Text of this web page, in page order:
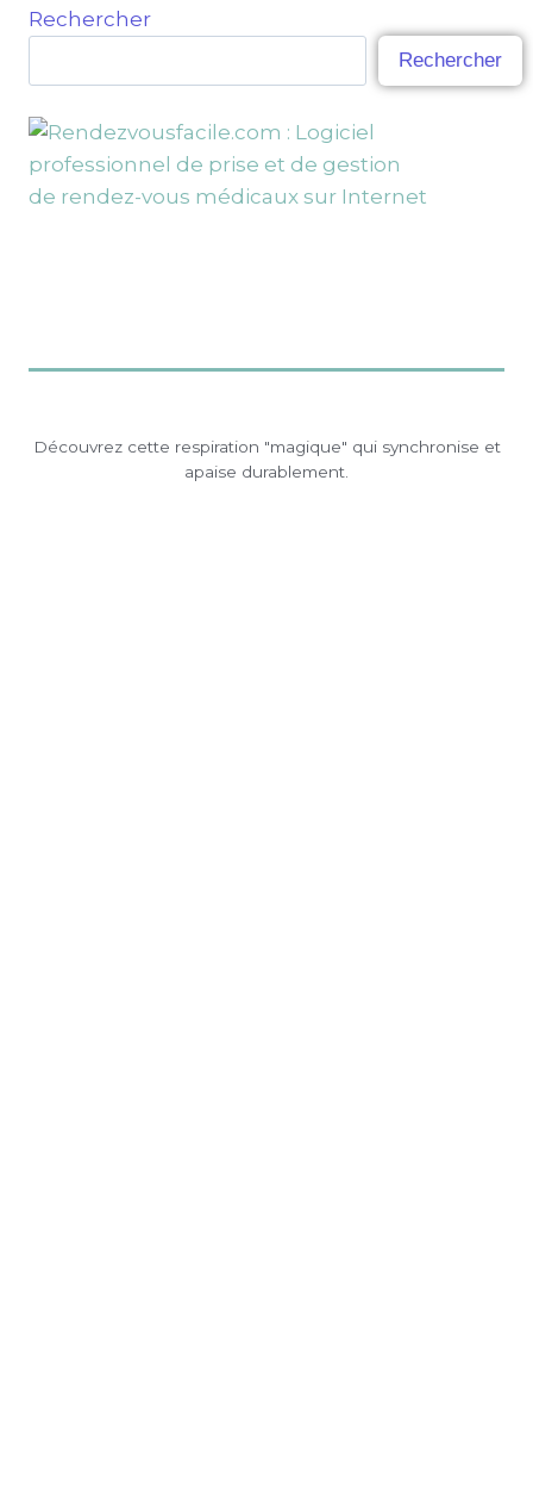
Rechercher
Rechercher
Découvrez cette respiration "magique" qui synchronise et
apaise durablement.